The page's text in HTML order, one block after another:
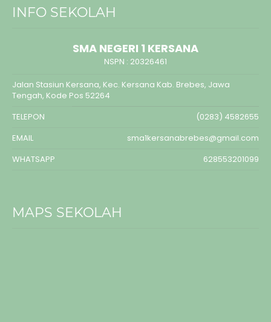
INFO SEKOLAH
SMA NEGERI 1 KERSANA
NSPN : 20326461
Jalan Stasiun Kersana, Kec. Kersana Kab. Brebes, Jawa
Tengah, Kode Pos 52264
TELEPON
(0283) 4582655
EMAIL
sma1kersanabrebes@gmail.com
WHATSAPP
628553201099
MAPS SEKOLAH